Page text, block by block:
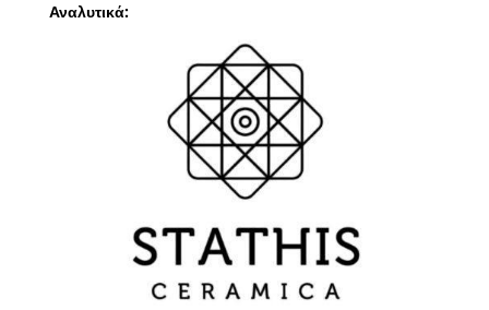
Αναλυτικά: